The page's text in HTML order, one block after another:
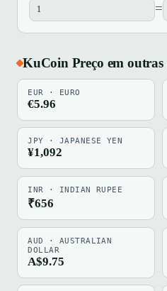
=
KuCoin Preço em outras
EUR · EURO
€5.96
JPY · JAPANESE YEN
¥1,092
INR · INDIAN RUPEE
₹656
AUD · AUSTRALIAN
DOLLAR
A$9.75